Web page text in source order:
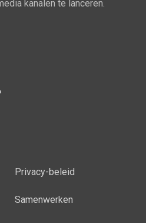
kanalen te lanceren.
Privacy-beleid
Samenwerken